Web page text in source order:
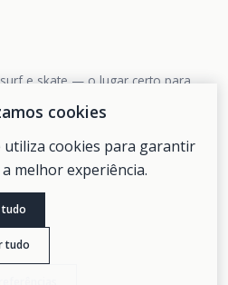
e skate — o lugar certo para
sobre rodas e ondas.
cookies
utiliza cookies para garantir
melhor experiência.
tudo